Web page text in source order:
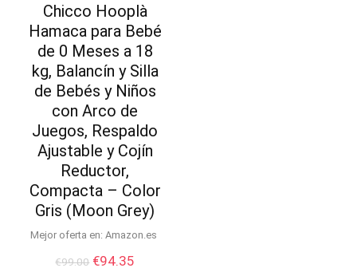
Chicco Hooplà
Hamaca para Bebé
de 0 Meses a 18
kg, Balancín y Silla
de Bebés y Niños
con Arco de
Juegos, Respaldo
Ajustable y Cojín
Reductor,
Compacta – Color
Gris (Moon Grey)
Mejor oferta en: Amazon.es
€99.00 El
€94.35